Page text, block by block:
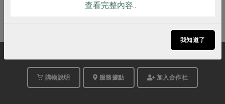
購物說明 服務據點 加入合作社
查看完整內容..
我知道了